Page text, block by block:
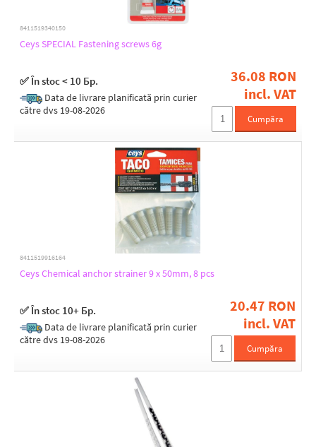
8411519340150
Ceys SPECIAL Fastening screws 6g
✅ În stoc < 10 Бр.
Data de livrare planificată prin curier
către dvs 19-08-2026
36.08 RON
incl. VAT
Cumpăra
8411519916164
Ceys Chemical anchor strainer 9 x 50mm, 8 pcs
✅ În stoc 10+ Бр.
Data de livrare planificată prin curier
către dvs 19-08-2026
20.47 RON
incl. VAT
Cumpăra